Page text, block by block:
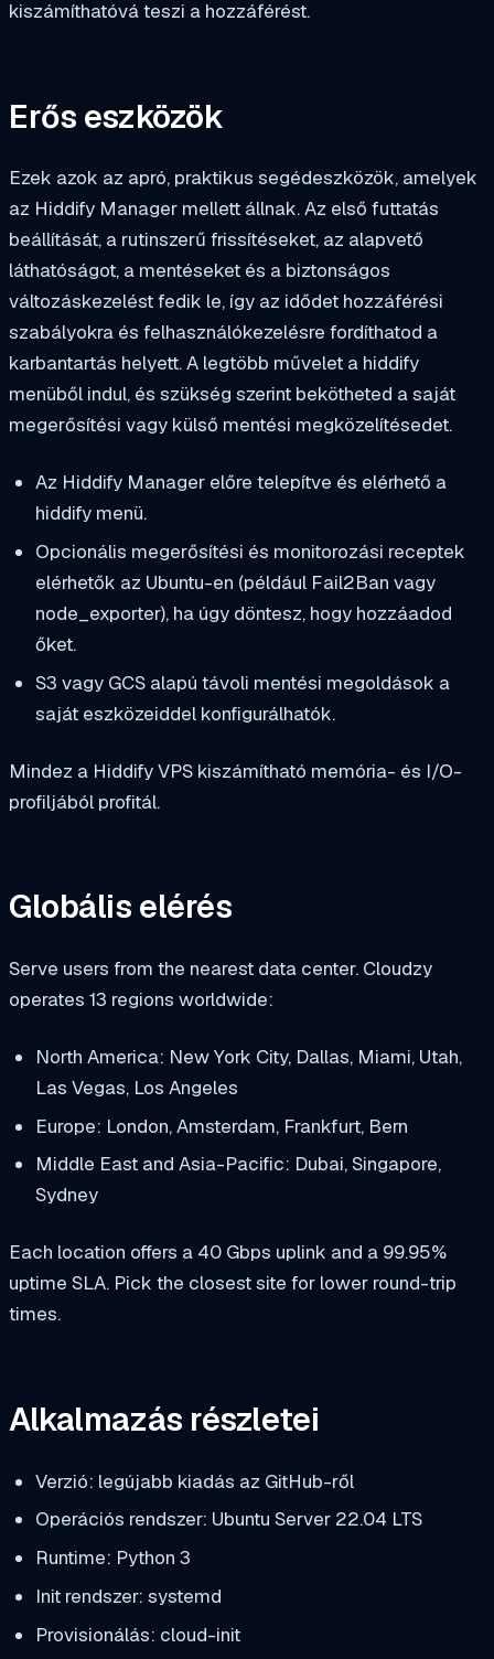
kiszámíthatóvá teszi a hozzáférést.
Erős eszközök
Ezek azok az apró, praktikus segédeszközök, amelyek
az Hiddify Manager mellett állnak. Az első futtatás
beállítását, a rutinszerű frissítéseket, az alapvető
láthatóságot, a mentéseket és a biztonságos
változáskezelést fedik le, így az idődet hozzáférési
szabályokra és felhasználókezelésre fordíthatod a
karbantartás helyett. A legtöbb művelet a hiddify
menüből indul, és szükség szerint bekötheted a saját
megerősítési vagy külső mentési megközelítésedet.
Az Hiddify Manager előre telepítve és elérhető a
hiddifymenü.
Opcionális megerősítési és monitorozási receptek
elérhetők az Ubuntu-en (például Fail2Ban vagy
node_exporter), ha úgy döntesz, hogy hozzáadod
őket.
S3 vagy GCS alapú távoli mentési megoldások a
saját eszközeiddel konfigurálhatók.
Mindez a Hiddify VPS kiszámítható memória- és I/O-
profiljából profitál.
Globális elérés
Serve users from the nearest data center. Cloudzy
operates 13 regions worldwide:
North America: New York City, Dallas, Miami, Utah,
Las Vegas, Los Angeles
Europe: London, Amsterdam, Frankfurt, Bern
Middle East and Asia-Pacific: Dubai, Singapore,
Sydney
Each location offers a 40 Gbps uplink and a 99.95%
uptime SLA. Pick the closest site for lower round-trip
times.
Alkalmazás részletei
Verzió: legújabb kiadás az GitHub-ről
Operációs rendszer: Ubuntu Server 22.04 LTS
Runtime: Python 3
Init rendszer: systemd
Provisionálás: cloud-init